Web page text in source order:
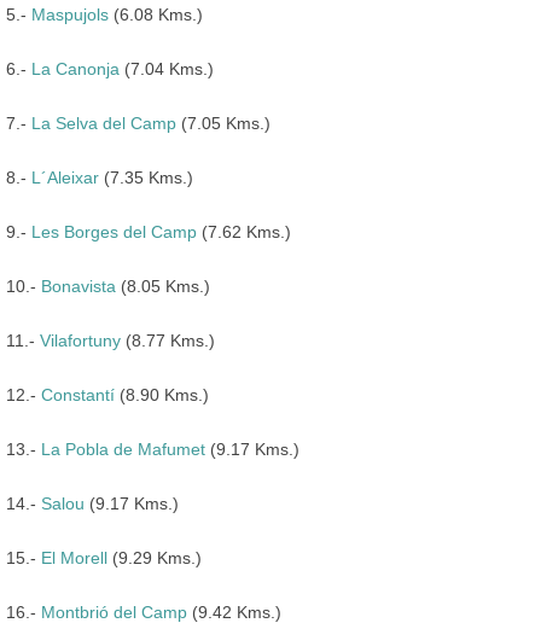
5.- Maspujols (6.08 Kms.)
6.- La Canonja (7.04 Kms.)
7.- La Selva del Camp (7.05 Kms.)
8.- L´Aleixar (7.35 Kms.)
9.- Les Borges del Camp (7.62 Kms.)
10.- Bonavista (8.05 Kms.)
11.- Vilafortuny (8.77 Kms.)
12.- Constantí (8.90 Kms.)
13.- La Pobla de Mafumet (9.17 Kms.)
14.- Salou (9.17 Kms.)
15.- El Morell (9.29 Kms.)
16.- Montbrió del Camp (9.42 Kms.)